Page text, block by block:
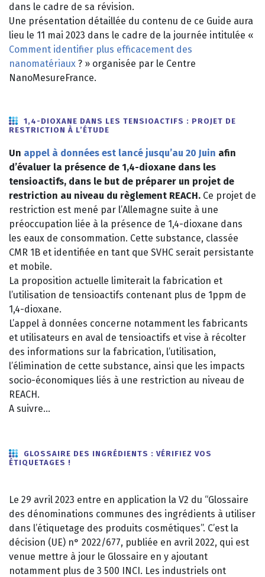
dans le cadre de sa révision.
Une présentation détaillée du contenu de ce Guide aura
lieu le 11 mai 2023 dans le cadre de la journée intitulée «
Comment identifier plus efficacement des
nanomatériaux ? » organisée par le Centre
NanoMesureFrance.
1,4-DIOXANE DANS LES TENSIOACTIFS : PROJET DE
RESTRICTION À L’ÉTUDE
Un appel à données est lancé jusqu’au 20 Juin afin
d’évaluer la présence de 1,4-dioxane dans les
tensioactifs, dans le but de préparer un projet de
restriction au niveau du règlement REACH. Ce projet de
restriction est mené par l’Allemagne suite à une
préoccupation liée à la présence de 1,4-dioxane dans
les eaux de consommation. Cette substance, classée
CMR 1B et identifiée en tant que SVHC serait persistante
et mobile.
La proposition actuelle limiterait la fabrication et
l’utilisation de tensioactifs contenant plus de 1ppm de
1,4-dioxane.
L’appel à données concerne notamment les fabricants
et utilisateurs en aval de tensioactifs et vise à récolter
des informations sur la fabrication, l’utilisation,
l’élimination de cette substance, ainsi que les impacts
socio-économiques liés à une restriction au niveau de
REACH.
A suivre…
GLOSSAIRE DES INGRÉDIENTS : VÉRIFIEZ VOS
ÉTIQUETAGES !
Le 29 avril 2023 entre en application la V2 du “Glossaire
des dénominations communes des ingrédients à utiliser
dans l’étiquetage des produits cosmétiques”. C’est la
décision (UE) n° 2022/677, publiée en avril 2022, qui est
venue mettre à jour le Glossaire en y ajoutant
notamment plus de 3 500 INCI. Les industriels ont